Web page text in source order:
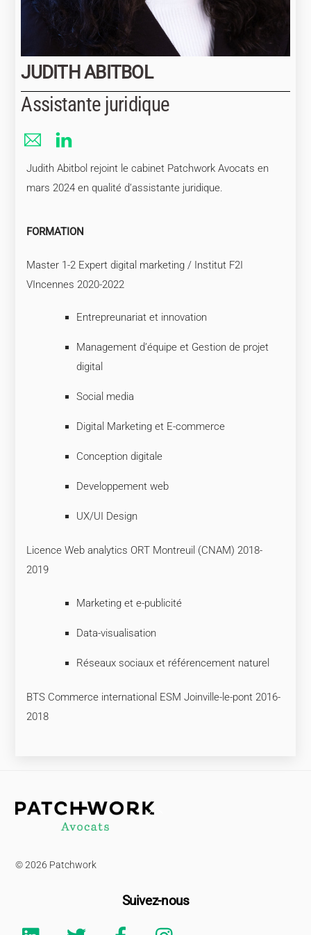
JUDITH ABITBOL
Assistante juridique
Judith Abitbol rejoint le cabinet Patchwork Avocats en
mars 2024 en qualité d’assistante juridique.
FORMATION
Master 1-2 Expert digital marketing / Institut F2I
VIncennes 2020-2022
Entrepreunariat et innovation
Management d’équipe et Gestion de projet
digital
Social media
Digital Marketing et E-commerce
Conception digitale
Developpement web
UX/UI Design
Licence Web analytics ORT Montreuil (CNAM) 2018-
2019
Marketing et e-publicité
Data-visualisation
Réseaux sociaux et référencement naturel
BTS Commerce international ESM Joinville-le-pont 2016-
2018
© 2026 Patchwork
Suivez-nous
Linkedin Twitter Facebook